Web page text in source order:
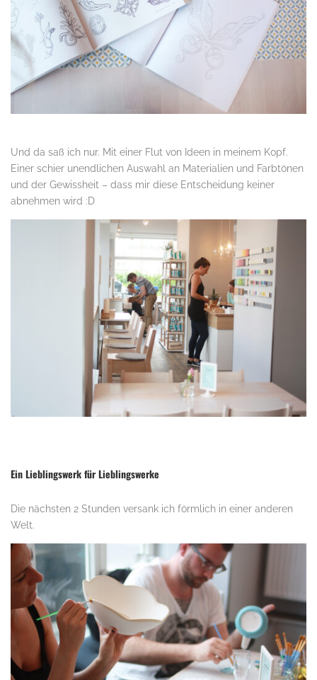
Und da saß ich nur. Mit einer Flut von Ideen in meinem Kopf.
Einer schier unendlichen Auswahl an Materialien und Farbtönen
und der Gewissheit – dass mir diese Entscheidung keiner
abnehmen wird :D
Ein Lieblingswerk für Lieblingswerke
Die nächsten 2 Stunden versank ich förmlich in einer anderen
Welt.